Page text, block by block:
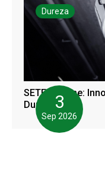
Dureza
3
Sep 2026
SETEC Online:
Dureza